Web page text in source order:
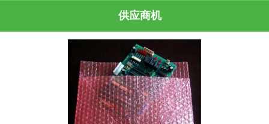
供应商机